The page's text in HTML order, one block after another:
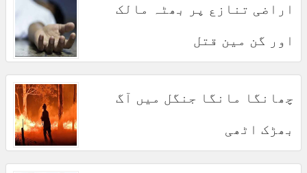
اراضی تنازع پر بھٹہ مالک
اور گن مین قتل
چھانگا مانگا جنگل میں آگ
بھڑک اٹھی